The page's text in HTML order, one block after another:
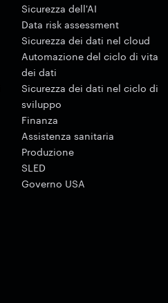
Sicurezza dell'AI
Data risk assessment
Sicurezza dei dati nel cloud
Automazione del ciclo di vita
dei dati
Sicurezza dei dati nel ciclo di
sviluppo
Finanza
Assistenza sanitaria
Produzione
SLED
Governo USA